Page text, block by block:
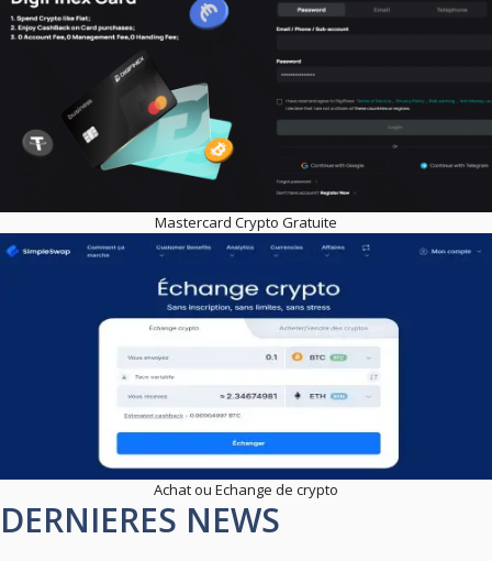
Mastercard Crypto Gratuite
Achat ou Echange de crypto
DERNIERES NEWS